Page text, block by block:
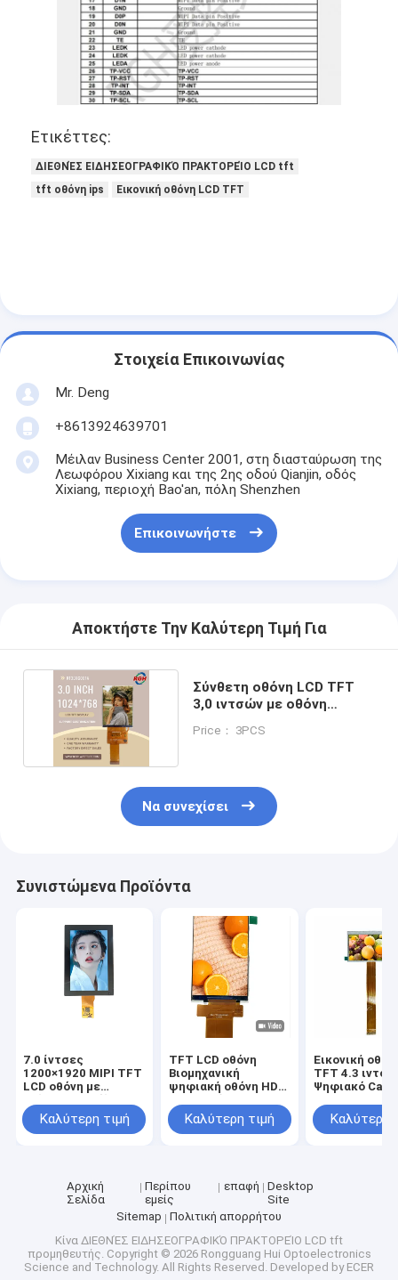
Προϊόντα
Βίντεο
Σχετικά με εμάς
Επισκέψεις στο εργοστάσιο
Ζητήστε μια προσφορά
Επίδειξη ΔΙΕΘΝΏΝ ΕΙΔΗΣΕΟΓΡΑΦΙΚΏΝ ΠΡΑΚΤΟΡΕΊΩΝ TFT
τετραγωνική οθόνη LCD
Στρογγυλή οθόνη LCD
Δείκτης PMoled
Δείκτης LCD TF TFT
Εικονική οθόνη TFT
Βιομηχανικό όργανο ελέγχου LCD
η επίδειξη
Ετικέττες:
ΔΙΕΘΝΈΣ ΕΙΔΗΣΕΟΓΡΑΦΙΚΌ ΠΡΑΚΤΟΡΕΊΟ LCD tft
tft οθόνη ips
Εικονική οθόνη LCD TFT
Στοιχεία Επικοινωνίας
Mr. Deng
+8613924639701
Μέιλαν Business Center 2001, στη διασταύρωση της
Λεωφόρου Xixiang και της 2ης οδού Qianjin, οδός
Xixiang, περιοχή Bao'an, πόλη Shenzhen
Επικοινωνήστε
Αποκτήστε Την Καλύτερη Τιμή Για
Σύνθετη οθόνη LCD TFT
3,0 ιντσών με οθόνη
Price： 3PCS
Να συνεχίσει
Συνιστώμενα Προϊόντα
7.0 ίντσες
1200×1920 MIPI TFT
LCD οθόνη με
Καλύτερη τιμή
TFT LCD οθόνη
Βιομηχανική
ψηφιακή οθόνη HD
Προσαρμοσμένος
χρόνος απόκρισης
Καλύτερη τιμή
Εικονική
TFT 4.3
Ψηφιακό Car
Ανάλυση με
Καλύτερη
Αρχική
Σελίδα
Περίπου
εμείς
επαφή
Desktop
Site
Sitemap
Πολιτική απορρήτου
Κίνα ΔΙΕΘΝΈΣ ΕΙΔΗΣΕΟΓΡΑΦΙΚΌ ΠΡΑΚΤΟΡΕΊΟ LCD tft
προμηθευτής. Copyright © 2026 Rongguang Hui Optoelectronics
Science and Technology. All Rights Reserved. Developed by ECER